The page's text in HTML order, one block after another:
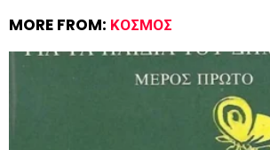
MORE FROM: ΚΌΣΜΟΣ